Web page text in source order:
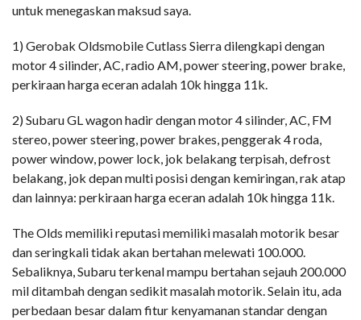
untuk menegaskan maksud saya.
1) Gerobak Oldsmobile Cutlass Sierra dilengkapi dengan
motor 4 silinder, AC, radio AM, power steering, power brake,
perkiraan harga eceran adalah 10k hingga 11k.
2) Subaru GL wagon hadir dengan motor 4 silinder, AC, FM
stereo, power steering, power brakes, penggerak 4 roda,
power window, power lock, jok belakang terpisah, defrost
belakang, jok depan multi posisi dengan kemiringan, rak atap
dan lainnya: perkiraan harga eceran adalah 10k hingga 11k.
The Olds memiliki reputasi memiliki masalah motorik besar
dan seringkali tidak akan bertahan melewati 100.000.
Sebaliknya, Subaru terkenal mampu bertahan sejauh 200.000
mil ditambah dengan sedikit masalah motorik. Selain itu, ada
perbedaan besar dalam fitur kenyamanan standar dengan